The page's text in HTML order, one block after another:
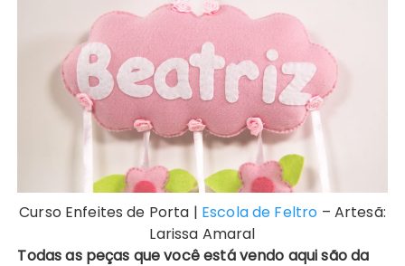
Curso Enfeites de Porta | Escola de Feltro – Artesã:
Larissa Amaral
Todas as peças que você está vendo aqui são da